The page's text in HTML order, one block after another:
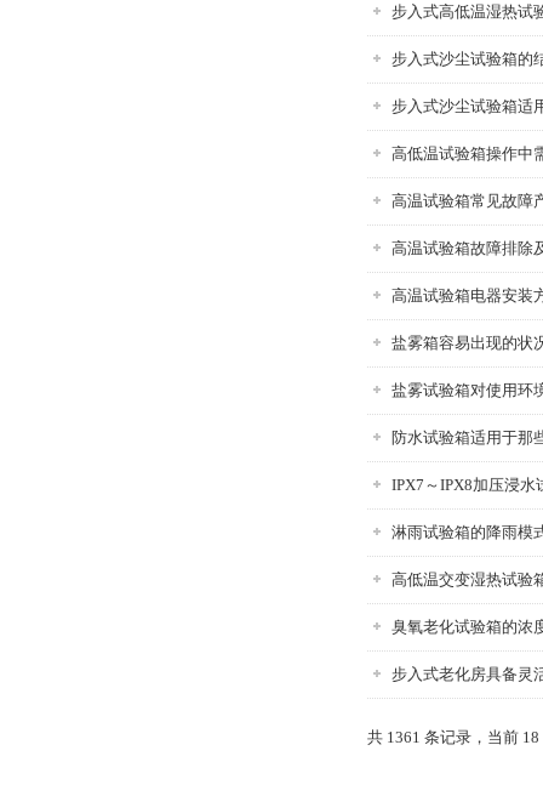
步入式高低温湿热试
步入式沙尘试验箱的
步入式沙尘试验箱适
高低温试验箱操作中
高温试验箱常见故障
高温试验箱故障排除
高温试验箱电器安装
盐雾箱容易出现的状
盐雾试验箱对使用环
防水试验箱适用于那
IPX7～IPX8加压浸水
淋雨试验箱的降雨模
高低温交变湿热试验
臭氧老化试验箱的浓
步入式老化房具备灵
共 1361 条记录，当前